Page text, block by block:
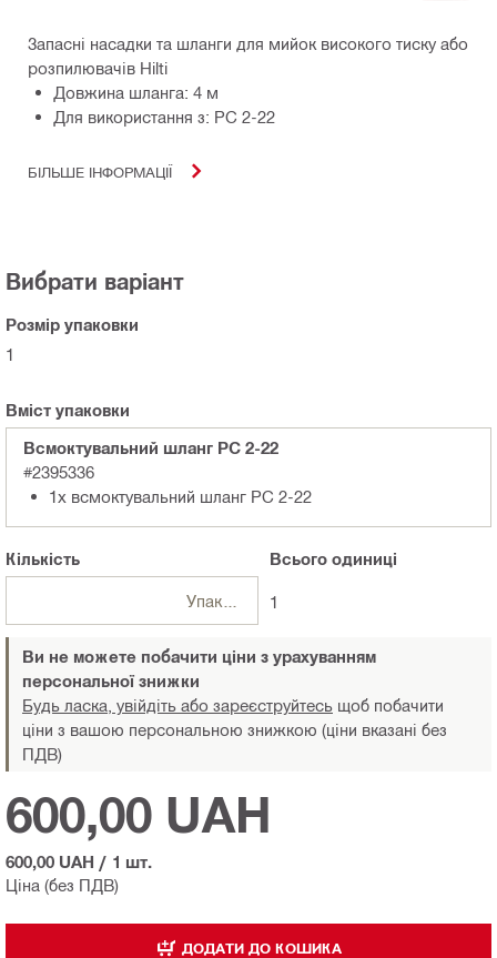
Запасні насадки та шланги для мийок високого тиску або
розпилювачів Hilti
Довжина шланга: 4 м
Для використання з: PC 2-22
БІЛЬШЕ ІНФОРМАЦІЇ
Вибрати варіант
Розмір упаковки
1
Вміст упаковки
Всмоктувальний шланг PC 2-22
#2395336
1x всмоктувальний шланг PC 2-22
Кількість
Упаковки
Всьогоодиниці
1
Ви не можете побачити ціни з урахуванням
персональної знижки
Будь ласка, увійдіть або зареєструйтесь щоб побачити
ціни з вашою персональною знижкою (ціни вказані без
ПДВ)
Ціна (без ПДВ)
600,00 UAH
600,00 UAH / 1 шт.
ДОДАТИ ДО КОШИКА